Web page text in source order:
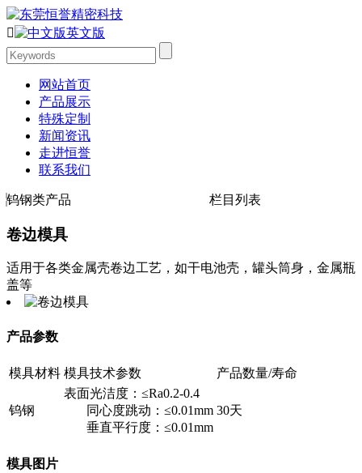
 英文版
网站首页
产品展示
特殊定制
新闻资讯
走进恒誉
联系我们
钨钢类产品 栏目列表
卷边模具
适用于各类金属壳卷边工艺，如干电池壳，罐头筒身，金属瓶
盖等
产品参数
模具材料 模具技术参数 产品数量/寿命
钨钢
表面光洁度：≤Ra0.2-0.4
同心度跳动：≤0.01mm
垂直平行度：≤0.01mm
30天
模具图片